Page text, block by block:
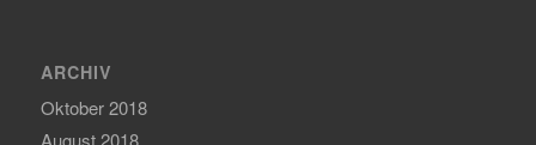
ARCHIV
Oktober 2018
August 2018